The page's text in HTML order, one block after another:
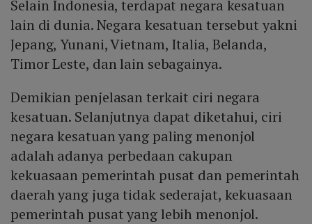
Selain Indonesia, terdapat negara kesatuan
lain di dunia. Negara kesatuan tersebut yakni
Jepang, Yunani, Vietnam, Italia, Belanda,
Timor Leste, dan lain sebagainya.
Demikian penjelasan terkait ciri negara
kesatuan. Selanjutnya dapat diketahui, ciri
negara kesatuan yang paling menonjol
adalah adanya perbedaan cakupan
kekuasaan pemerintah pusat dan pemerintah
daerah yang juga tidak sederajat, kekuasaan
pemerintah pusat yang lebih menonjol.